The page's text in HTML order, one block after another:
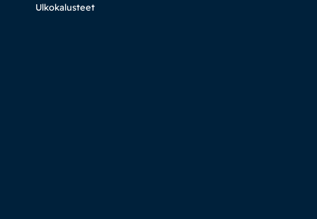
Ulkokalusteet